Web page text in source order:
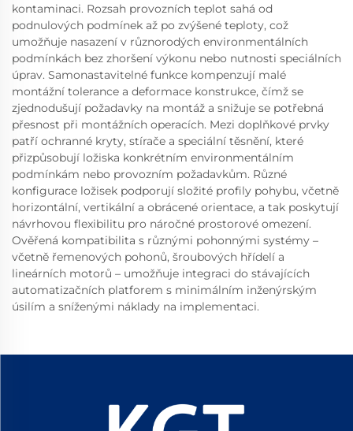
kontaminaci. Rozsah provozních teplot sahá od
podnulových podmínek až po zvýšené teploty, což
umožňuje nasazení v různorodých environmentálních
podmínkách bez zhoršení výkonu nebo nutnosti speciálních
úprav. Samonastavitelné funkce kompenzují malé
montážní tolerance a deformace konstrukce, čímž se
zjednodušují požadavky na montáž a snižuje se potřebná
přesnost při montážních operacích. Mezi doplňkové prvky
patří ochranné kryty, stírače a speciální těsnění, které
přizpůsobují ložiska konkrétním environmentálním
podmínkám nebo provozním požadavkům. Různé
konfigurace ložisek podporují složité profily pohybu, včetně
horizontální, vertikální a obrácené orientace, a tak poskytují
návrhovou flexibilitu pro náročné prostorové omezení.
Ověřená kompatibilita s různými pohonnými systémy –
včetně řemenových pohonů, šroubových hřídelí a
lineárních motorů – umožňuje integraci do stávajících
automatizačních platforem s minimálním inženýrským
úsilím a sníženými náklady na implementaci.